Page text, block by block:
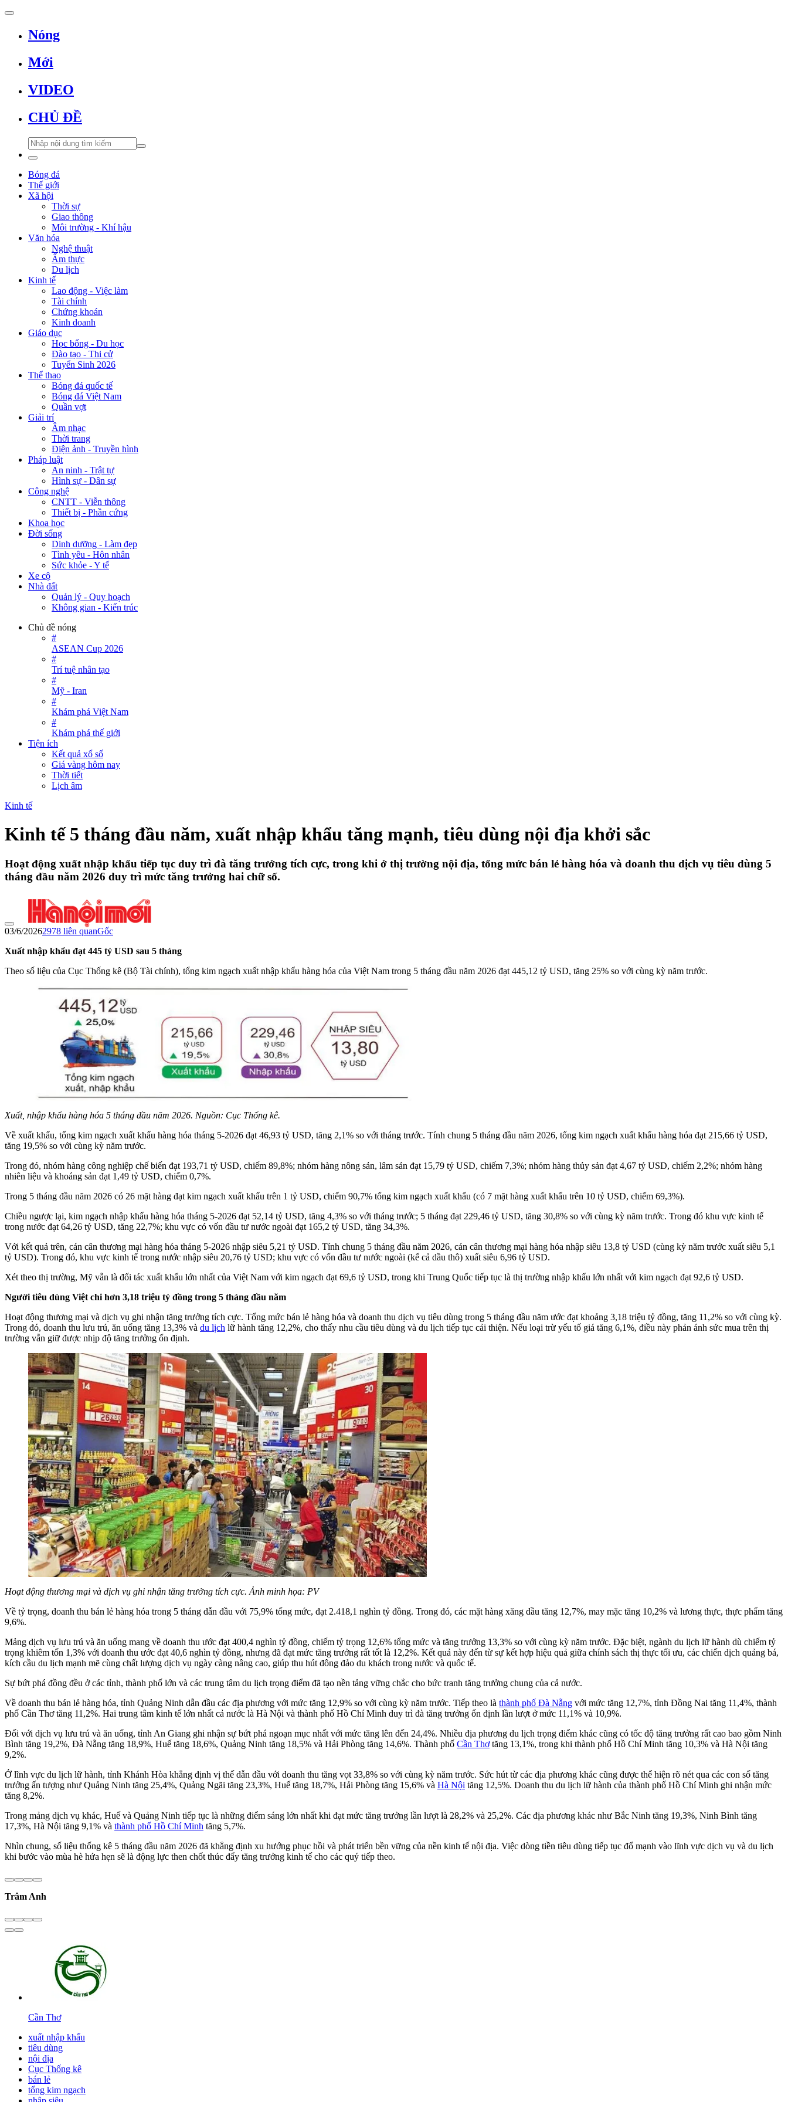
Nóng
Mới
VIDEO
CHỦ ĐỀ
Bóng đá
Thế giới
Xã hội
Thời sự
Giao thông
Môi trường - Khí hậu
Văn hóa
Nghệ thuật
Ẩm thực
Du lịch
Kinh tế
Lao động - Việc làm
Tài chính
Chứng khoán
Kinh doanh
Giáo dục
Học bổng - Du học
Đào tạo - Thi cử
Tuyển Sinh 2026
Thể thao
Bóng đá quốc tế
Bóng đá Việt Nam
Quần vợt
Giải trí
Âm nhạc
Thời trang
Điện ảnh - Truyền hình
Pháp luật
An ninh - Trật tự
Hình sự - Dân sự
Công nghệ
CNTT - Viễn thông
Thiết bị - Phần cứng
Khoa học
Đời sống
Dinh dưỡng - Làm đẹp
Tình yêu - Hôn nhân
Sức khỏe - Y tế
Xe cộ
Nhà đất
Quản lý - Quy hoạch
Không gian - Kiến trúc
Chủ đề nóng
#
ASEAN Cup 2026
#
Trí tuệ nhân tạo
#
Mỹ - Iran
#
Khám phá Việt Nam
#
Khám phá thế giới
Tiện ích
Kết quả xổ số
Giá vàng hôm nay
Thời tiết
Lịch âm
Kinh tế
Kinh tế 5 tháng đầu năm, xuất nhập khẩu tăng mạnh, tiêu dùng nội địa khởi sắc
Hoạt động xuất nhập khẩu tiếp tục duy trì đà tăng trưởng tích cực, trong khi ở thị trường nội địa, tổng mức bán lẻ hàng hóa và doanh thu dịch vụ tiêu dùng 5
tháng đầu năm 2026 duy trì mức tăng trưởng hai chữ số.
03/6/20262978 liên quanGốc
Xuất nhập khẩu đạt 445 tỷ USD sau 5 tháng
Theo số liệu của Cục Thống kê (Bộ Tài chính), tổng kim ngạch xuất nhập khẩu hàng hóa của Việt Nam trong 5 tháng đầu năm 2026 đạt 445,12 tỷ USD, tăng 25% so với cùng kỳ năm trước.
Xuất, nhập khẩu hàng hóa 5 tháng đầu năm 2026. Nguồn: Cục Thống kê.
Về xuất khẩu, tổng kim ngạch xuất khẩu hàng hóa tháng 5-2026 đạt 46,93 tỷ USD, tăng 2,1% so với tháng trước. Tính chung 5 tháng đầu năm 2026, tổng kim ngạch xuất khẩu hàng hóa đạt 215,66 tỷ USD,
tăng 19,5% so với cùng kỳ năm trước.
Trong đó, nhóm hàng công nghiệp chế biến đạt 193,71 tỷ USD, chiếm 89,8%; nhóm hàng nông sản, lâm sản đạt 15,79 tỷ USD, chiếm 7,3%; nhóm hàng thủy sản đạt 4,67 tỷ USD, chiếm 2,2%; nhóm hàng
nhiên liệu và khoáng sản đạt 1,49 tỷ USD, chiếm 0,7%.
Trong 5 tháng đầu năm 2026 có 26 mặt hàng đạt kim ngạch xuất khẩu trên 1 tỷ USD, chiếm 90,7% tổng kim ngạch xuất khẩu (có 7 mặt hàng xuất khẩu trên 10 tỷ USD, chiếm 69,3%).
Chiều ngược lại, kim ngạch nhập khẩu hàng hóa tháng 5-2026 đạt 52,14 tỷ USD, tăng 4,3% so với tháng trước; 5 tháng đạt 229,46 tỷ USD, tăng 30,8% so với cùng kỳ năm trước. Trong đó khu vực kinh tế
trong nước đạt 64,26 tỷ USD, tăng 22,7%; khu vực có vốn đầu tư nước ngoài đạt 165,2 tỷ USD, tăng 34,3%.
Với kết quả trên, cán cân thương mại hàng hóa tháng 5-2026 nhập siêu 5,21 tỷ USD. Tính chung 5 tháng đầu năm 2026, cán cân thương mại hàng hóa nhập siêu 13,8 tỷ USD (cùng kỳ năm trước xuất siêu 5,1
tỷ USD). Trong đó, khu vực kinh tế trong nước nhập siêu 20,76 tỷ USD; khu vực có vốn đầu tư nước ngoài (kể cả dầu thô) xuất siêu 6,96 tỷ USD.
Xét theo thị trường, Mỹ vẫn là đối tác xuất khẩu lớn nhất của Việt Nam với kim ngạch đạt 69,6 tỷ USD, trong khi Trung Quốc tiếp tục là thị trường nhập khẩu lớn nhất với kim ngạch đạt 92,6 tỷ USD.
Người tiêu dùng Việt chi hơn 3,18 triệu tỷ đồng trong 5 tháng đầu năm
Hoạt động thương mại và dịch vụ ghi nhận tăng trưởng tích cực. Tổng mức bán lẻ hàng hóa và doanh thu dịch vụ tiêu dùng trong 5 tháng đầu năm ước đạt khoảng 3,18 triệu tỷ đồng, tăng 11,2% so với cùng kỳ.
Trong đó, doanh thu lưu trú, ăn uống tăng 13,3% và du lịch lữ hành tăng 12,2%, cho thấy nhu cầu tiêu dùng và du lịch tiếp tục cải thiện. Nếu loại trừ yếu tố giá tăng 6,1%, điều này phản ánh sức mua trên thị
trường vẫn giữ được nhịp độ tăng trưởng ổn định.
Hoạt động thương mại và dịch vụ ghi nhận tăng trưởng tích cực. Ảnh minh họa: PV
Về tỷ trọng, doanh thu bán lẻ hàng hóa trong 5 tháng dẫn đầu với 75,9% tổng mức, đạt 2.418,1 nghìn tỷ đồng. Trong đó, các mặt hàng xăng dầu tăng 12,7%, may mặc tăng 10,2% và lương thực, thực phẩm tăng
9,6%.
Mảng dịch vụ lưu trú và ăn uống mang về doanh thu ước đạt 400,4 nghìn tỷ đồng, chiếm tỷ trọng 12,6% tổng mức và tăng trưởng 13,3% so với cùng kỳ năm trước. Đặc biệt, ngành du lịch lữ hành dù chiếm tỷ
trọng khiêm tốn 1,3% với doanh thu ước đạt 40,6 nghìn tỷ đồng, nhưng đã đạt mức tăng trưởng rất tốt là 12,2%. Kết quả này đến từ sự kết hợp hiệu quả giữa chính sách thị thực tối ưu, các chiến dịch quảng bá,
kích cầu du lịch mạnh mẽ cùng chất lượng dịch vụ ngày càng nâng cao, giúp thu hút đông đảo du khách trong nước và quốc tế.
Sự bứt phá đồng đều ở các tỉnh, thành phố lớn và các trung tâm du lịch trọng điểm đã tạo nền tảng vững chắc cho bức tranh tăng trưởng chung của cả nước.
Về doanh thu bán lẻ hàng hóa, tỉnh Quảng Ninh dẫn đầu các địa phương với mức tăng 12,9% so với cùng kỳ năm trước. Tiếp theo là thành phố Đà Nẵng với mức tăng 12,7%, tỉnh Đồng Nai tăng 11,4%, thành
phố Cần Thơ tăng 11,2%. Hai trung tâm kinh tế lớn nhất cả nước là Hà Nội và thành phố Hồ Chí Minh duy trì đà tăng trưởng ổn định lần lượt ở mức 11,1% và 10,9%.
Đối với dịch vụ lưu trú và ăn uống, tỉnh An Giang ghi nhận sự bứt phá ngoạn mục nhất với mức tăng lên đến 24,4%. Nhiều địa phương du lịch trọng điểm khác cũng có tốc độ tăng trưởng rất cao bao gồm Ninh
Bình tăng 19,2%, Đà Nẵng tăng 18,9%, Huế tăng 18,6%, Quảng Ninh tăng 18,5% và Hải Phòng tăng 14,6%. Thành phố Cần Thơtăng 13,1%, trong khi thành phố Hồ Chí Minh tăng 10,3% và Hà Nội tăng
9,2%.
Ở lĩnh vực du lịch lữ hành, tỉnh Khánh Hòa khẳng định vị thế dẫn đầu với doanh thu tăng vọt 33,8% so với cùng kỳ năm trước. Sức hút từ các địa phương khác cũng được thể hiện rõ nét qua các con số tăng
trưởng ấn tượng như Quảng Ninh tăng 25,4%, Quảng Ngãi tăng 23,3%, Huế tăng 18,7%, Hải Phòng tăng 15,6% và Hà Nội tăng 12,5%. Doanh thu du lịch lữ hành của thành phố Hồ Chí Minh ghi nhận mức
tăng 8,2%.
Trong mảng dịch vụ khác, Huế và Quảng Ninh tiếp tục là những điểm sáng lớn nhất khi đạt mức tăng trưởng lần lượt là 28,2% và 25,2%. Các địa phương khác như Bắc Ninh tăng 19,3%, Ninh Bình tăng
17,3%, Hà Nội tăng 9,1% và thành phố Hồ Chí Minh tăng 5,7%.
Nhìn chung, số liệu thống kê 5 tháng đầu năm 2026 đã khẳng định xu hướng phục hồi và phát triển bền vững của nền kinh tế nội địa. Việc dòng tiền tiêu dùng tiếp tục đổ mạnh vào lĩnh vực dịch vụ và du lịch
khi bước vào mùa hè hứa hẹn sẽ là động lực then chốt thúc đẩy tăng trưởng kinh tế cho các quý tiếp theo.
Trâm Anh
Cần Thơ
xuất nhập khẩu
tiêu dùng
nội địa
Cục Thống kê
bán lẻ
tổng kim ngạch